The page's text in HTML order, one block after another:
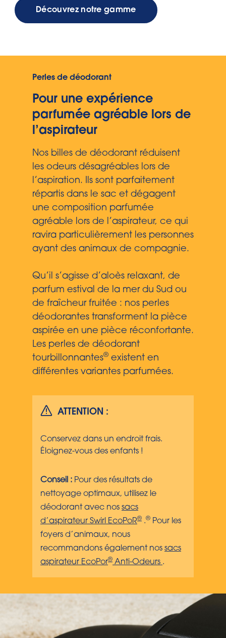
Découvrez notre gamme
Perles de déodorant
Pour une expérience
parfumée agréable lors de
l’aspirateur
Nos billes de déodorant réduisent
les odeurs désagréables lors de
l’aspiration. Ils sont parfaitement
répartis dans le sac et dégagent
une composition parfumée
agréable lors de l’aspirateur, ce qui
ravira particulièrement les personnes
ayant des animaux de compagnie.
Qu’il s’agisse d’aloès relaxant, de
parfum estival de la mer du Sud ou
de fraîcheur fruitée : nos perles
déodorantes transforment la pièce
aspirée en une pièce réconfortante.
Les perles de déodorant
tourbillonnantes® existent en
différentes variantes parfumées.
ATTENTION :
Conservez dans un endroit frais.
Éloignez-vous des enfants !
Conseil : Pour des résultats de
nettoyage optimaux, utilisez le
déodorant avec nos sacs
d’aspirateur Swirl EcoPoR® .® Pour les
foyers d’animaux, nous
recommandons également nos sacs
aspirateur EcoPor® Anti-Odeurs .